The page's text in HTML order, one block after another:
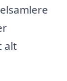
alt